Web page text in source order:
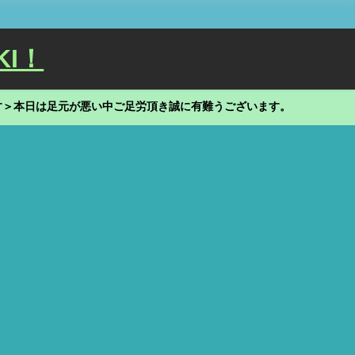
！
本日は足元が悪い中ご足労頂き誠に有難うございます。